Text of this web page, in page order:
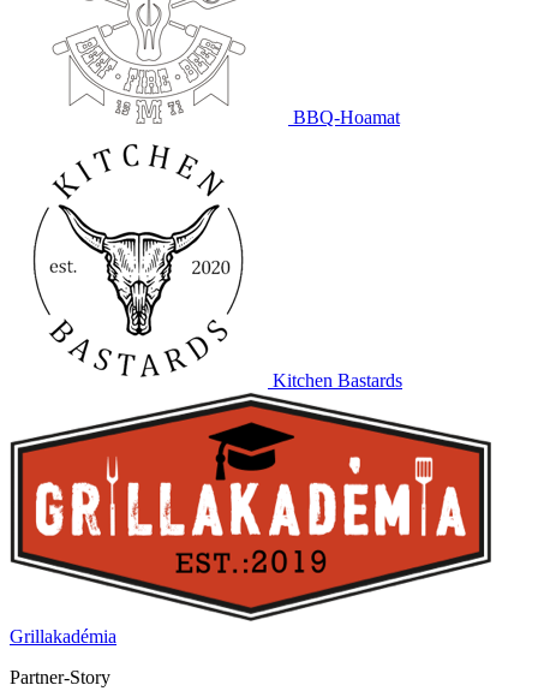
BBQ-Hoamat
Kitchen Bastards
Grillakadémia
Partner-Story